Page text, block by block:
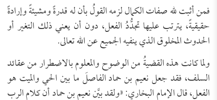
فمن أثبت لله صفات الكمال لزمه القولُ بأن له قدرةً ومشيئةً وإرادةً
حقيقيةً، يترتب عليها تجدُّدُ الفعل، دون أن يعني ذلك التغير أو
الحدوث المخلوق الذي ينفيه الجميع عن الله تعالى.
ولما كانت هذه القضيةُ من الوضوح والمعلوم بالاضطرار من عقائد
السلف، فقد جعل نعيم بن حماد الفاصلَ ما بين الحي والميت هو
الفعل، قال الإمام البخاري: «ولقد بيَّن نعيم بن حماد أن كلام الرب